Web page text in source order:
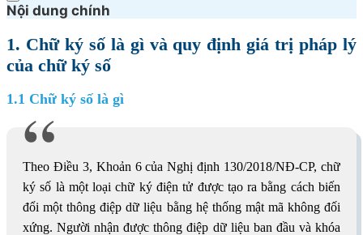
Nội dung chính
1. Chữ ký số là gì và quy định giá trị pháp lý
của chữ ký số
1.1 Chữ ký số là gì
Theo Điều 3, Khoản 6 của Nghị định 130/2018/NĐ-CP, chữ
ký số là một loại chữ ký điện tử được tạo ra bằng cách biến
đổi một thông điệp dữ liệu bằng hệ thống mật mã không đối
xứng. Người nhận được thông điệp dữ liệu ban đầu và khóa